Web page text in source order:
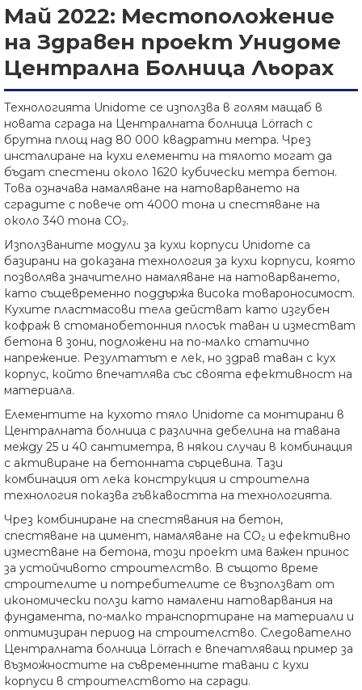
Май 2022: Местоположение
на Здравен проект Унидоме
Централна Болница Льорах
Технологията Unidome се използва в голям мащаб в
новата сграда на Централната болница Lörrach с
брутна площ над 80 000 квадратни метра. Чрез
инсталиране на кухи елементи на тялото могат да
бъдат спестени около 1620 кубически метра бетон.
Това означава намаляване на натоварването на
сградите с повече от 4000 тона и спестяване на
около 340 тона CO₂.
Използваните модули за кухи корпуси Unidome са
базирани на доказана технология за кухи корпуси, която
позволява значително намаляване на натоварването,
като същевременно поддържа висока товароносимост.
Кухите пластмасови тела действат като изгубен
кофраж в стоманобетонния плосък таван и изместват
бетона в зони, подложени на по-малко статично
напрежение. Резултатът е лек, но здрав таван с кух
корпус, който впечатлява със своята ефективност на
материала.
Елементите на кухото тяло Unidome са монтирани в
Централната болница с различна дебелина на тавана
между 25 и 40 сантиметра, в някои случаи в комбинация
с активиране на бетонната сърцевина. Тази
комбинация от лека конструкция и строителна
технология показва гъвкавостта на технологията.
Чрез комбиниране на спестявания на бетон,
спестяване на цимент, намаляване на CO₂ и ефективно
изместване на бетона, този проект има важен принос
за устойчивото строителство. В същото време
строителите и потребителите се възползват от
икономически ползи като намалени натоварвания на
фундамента, по-малко транспортиране на материали и
оптимизиран период на строителство. Следователно
Централната болница Lörrach е впечатляващ пример за
възможностите на съвременните тавани с кухи
корпуси в строителството на сгради.